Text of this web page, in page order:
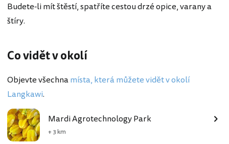
Budete-li mít štěstí, spatříte cestou drzé opice, varany a
štíry.
Co vidět v okolí
Objevte všechnamísta, která můžete vidět v okolí
Langkawi.
Mardi Agrotechnology Park
+ 3 km